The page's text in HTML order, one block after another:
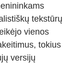
tekstūrų
vienos
tokius
versijų